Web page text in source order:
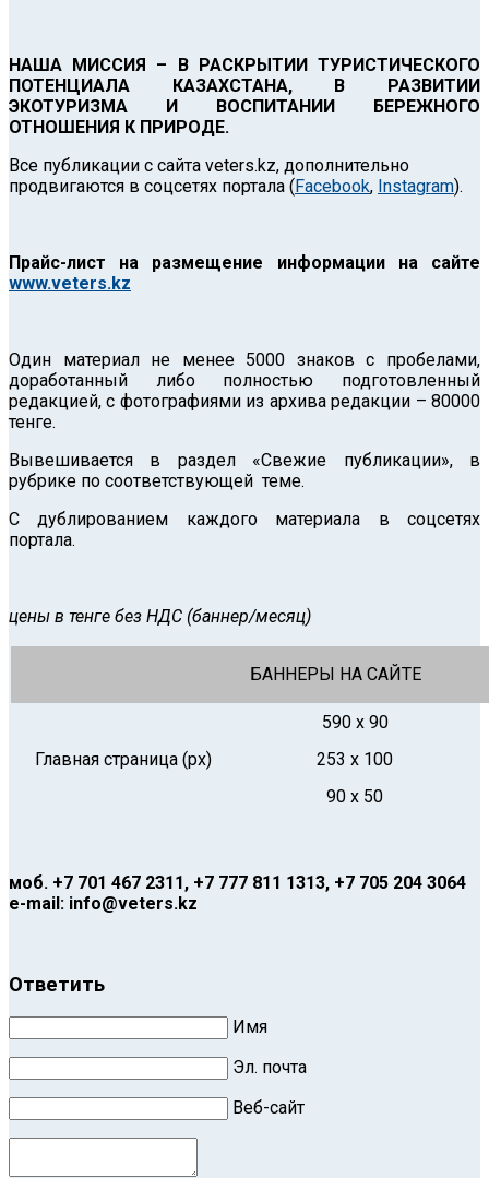
НАША МИССИЯ – В РАСКРЫТИИ ТУРИСТИЧЕСКОГО
ПОТЕНЦИАЛА КАЗАХСТАНА, В РАЗВИТИИ
ЭКОТУРИЗМА И ВОСПИТАНИИ БЕРЕЖНОГО
ОТНОШЕНИЯ К ПРИРОДЕ.
Все публикации с сайта veters.kz, дополнительно
продвигаются в соцсетях портала (Facebook, Instagram).
Прайс-лист на размещение информации на сайте
www.veters.kz
Один материал не менее 5000 знаков с пробелами,
доработанный либо полностью подготовленный
редакцией, с фотографиями из архива редакции – 80000
тенге.
Вывешивается в раздел «Свежие публикации», в
рубрике по соответствующей теме.
С дублированием каждого материала в соцсетях
портала.
цены в тенге без НДС (баннер/месяц)
БАННЕРЫ НА САЙТЕ
Главная страница (px)
590 х 90
253 х 100
90 х 50
моб. +7 701 467 2311, +7 777 811 1313, +7 705 204 3064
e-mail: info@veters.kz
Ответить
Имя
Эл. почта
Веб-сайт